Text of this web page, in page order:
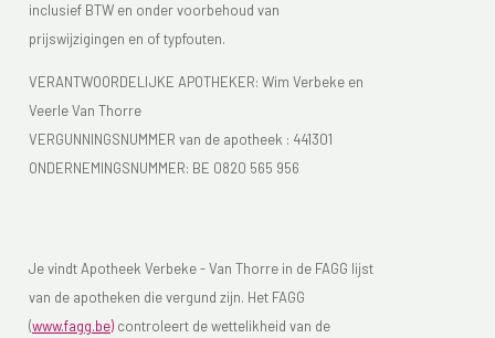
inclusief BTW en onder voorbehoud van
prijswijzigingen en of typfouten.
VERANTWOORDELIJKE APOTHEKER: Wim Verbeke en
Veerle Van Thorre
VERGUNNINGSNUMMER van de apotheek : 441301
ONDERNEMINGSNUMMER: BE 0820 565 956
Je vindt Apotheek Verbeke - Van Thorre in de FAGG lijst
van de apotheken die vergund zijn. Het FAGG
(www.fagg.be) controleert de wettelikheid van de